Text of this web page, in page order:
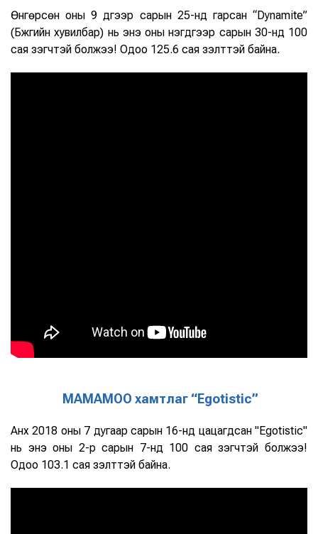
Өнгөрсөн оны 9 дүгээр сарын 25-нд гарсан “Dynamite”
(Бүжгийн хувилбар) нь энэ оны нэгдүгээр сарын 30-нд 100
сая үзэгчтэй болжээ! Одоо 125.6 сая үзэлттэй байна.
MAMAMOO хамтлаг “Egotistic”
Анх 2018 оны 7 дугаар сарын 16-нд цацагдсан "Egotistic"
нь энэ оны 2-р сарын 7-нд 100 сая үзэгчтэй болжээ!
Одоо 103.1 сая үзэлттэй байна.